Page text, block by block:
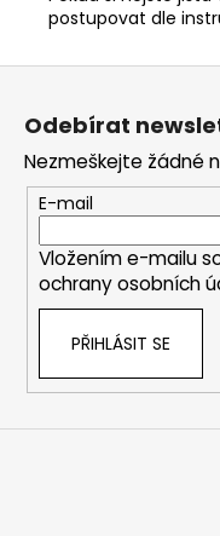
postupovat dle
Z
Odebírat
Nezmeškejte žádné
E-mail
Vložením e-mailu
ochrany osobních
PŘIHLÁSIT SE